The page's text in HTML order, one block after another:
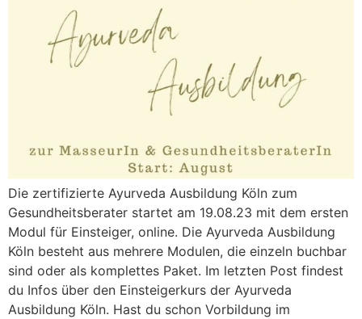
Die zertifizierte Ayurveda Ausbildung Köln zum
Gesundheitsberater startet am 19.08.23 mit dem ersten
Modul für Einsteiger, online. Die Ayurveda Ausbildung
Köln besteht aus mehrere Modulen, die einzeln buchbar
sind oder als komplettes Paket. Im letzten Post findest
du Infos über den Einsteigerkurs der Ayurveda
Ausbildung Köln. Hast du schon Vorbildung im